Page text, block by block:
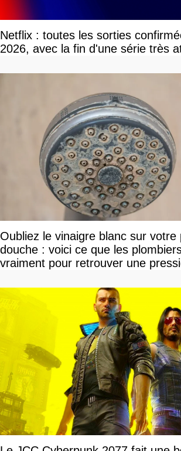
Netflix : toutes les sorties
2026, avec la fin d'une série très
Oubliez le vinaigre blanc sur votre
douche : voici ce que les
vraiment pour retrouver une